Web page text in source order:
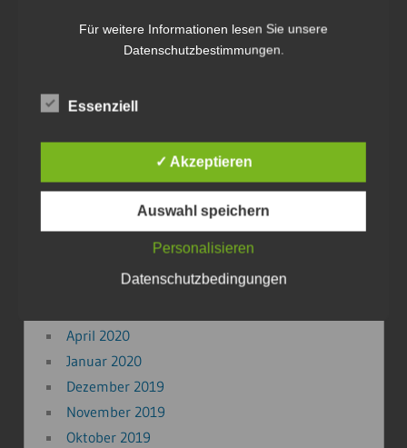
Mai 2023
März 2023
Mai 2022
Januar 2022
Januar 2021
Oktober 2020
September 2020
August 2020
April 2020
Januar 2020
Dezember 2019
November 2019
Oktober 2019
Für weitere Informationen lesen Sie unsere
Datenschutzbestimmungen.
Essenziell
✓ Akzeptieren
Auswahl speichern
Personalisieren
Datenschutzbedingungen